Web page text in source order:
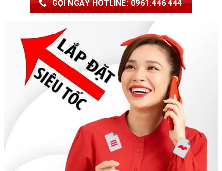
GỌI NGAY HOTLINE: 0961.446.444